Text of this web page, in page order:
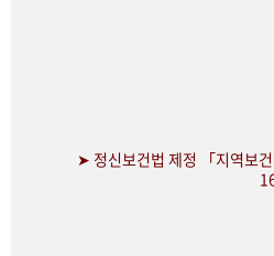
➤ 정신보건법 제정 「지역보